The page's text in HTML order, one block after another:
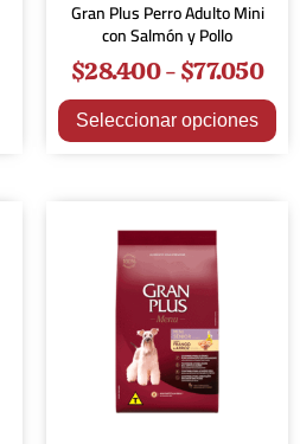
Gran Plus Perro Adulto Mini
con Salmón y Pollo
$28.400-$77.050
Seleccionar opciones